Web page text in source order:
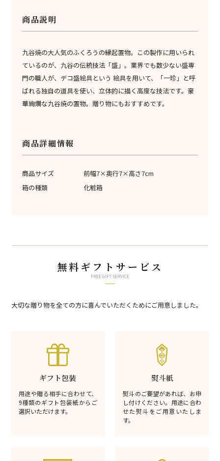
商品説明
九谷焼の大人気のふくろうの縁起置物。この製作に用いられ
ているのが、九谷の伝統技法「盛」。業界でも数少ない盛専
門の職人が、デコ盛絵具という 絵具を用いて、「一珍」と呼
ばれる独自の道具を使い、立体的に描く高度な技法です。豪
華絢爛な九谷焼の置物。贈り物にもおすすめです。
商品詳細情報
商品サイズ
前幅7×奥行7×高さ7cm
箱の種類
化粧箱
無料ギフトサービス
FREE GIFT SERVICE
大切な贈り物を全ての方に喜んでいただくためにご用意しました。
ギフト包装
用途や贈る相手に合わせて、
9種類のギフト包装紙からご
選択いただけます。
熨斗紙
熨斗のご要望があれば、お申
し付けください。用途に合わ
せた熨斗をご用意いたしま
す。